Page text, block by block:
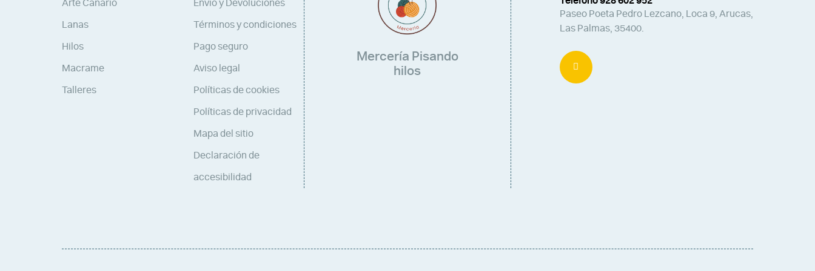
Arte Canario
Lanas
Hilos
Macrame
Talleres
Envío y Devoluciones
Términos y condiciones
Pago seguro
Aviso legal
Políticas de cookies
Políticas de privacidad
Mapa del sitio
Declaración de
accesibilidad
Mercería Pisando
hilos
Paseo Poeta Pedro Lezcano, Loca 9, Arucas,
Las Palmas, 35400.